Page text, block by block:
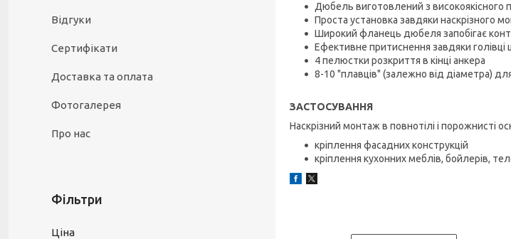
Дюбель виготовлений з високоякісного
Проста установка завдяки наскрізного
Широкий фланець дюбеля запобігає
Ефективне притиснення завдяки
4 пелюстки розкриття в кінці анкера
8-10 "плавців" (залежно від діаметра)
ЗАСТОСУВАННЯ
Наскрізний монтаж в повнотілі і порожнисті
кріплення фасадних конструкцій
кріплення кухонних меблів, бойлерів,
Відгуки
Сертифікати
Доставка та оплата
Фотогалерея
Про нас
Фільтри
Ціна